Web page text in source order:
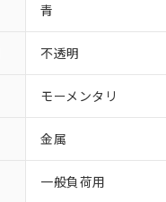
青
不透明
モーメンタリ
金属
一般負荷用